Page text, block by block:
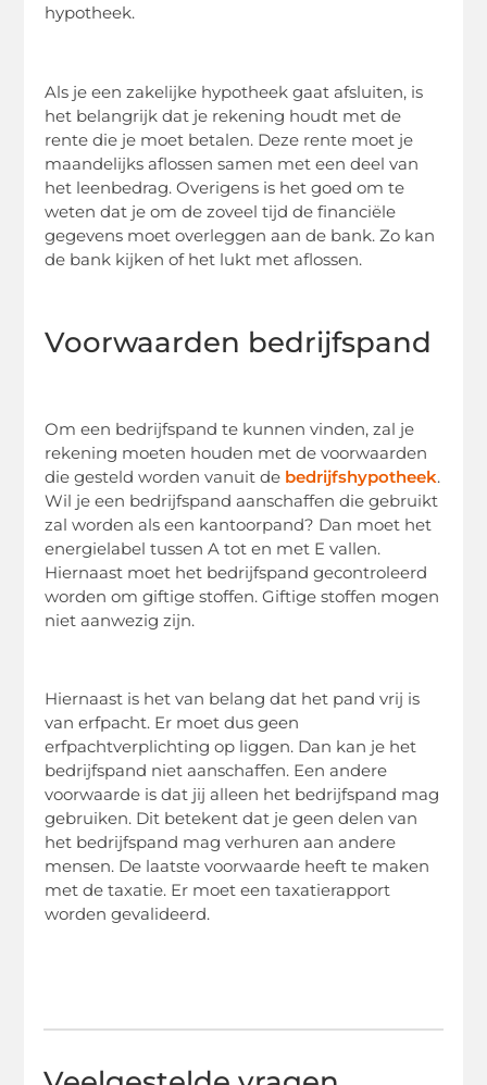
hypotheek.
Als je een zakelijke hypotheek gaat afsluiten, is
het belangrijk dat je rekening houdt met de
rente die je moet betalen. Deze rente moet je
maandelijks aflossen samen met een deel van
het leenbedrag. Overigens is het goed om te
weten dat je om de zoveel tijd de financiële
gegevens moet overleggen aan de bank. Zo kan
de bank kijken of het lukt met aflossen.
Voorwaarden bedrijfspand
Om een bedrijfspand te kunnen vinden, zal je
rekening moeten houden met de voorwaarden
die gesteld worden vanuit de bedrijfshypotheek.
Wil je een bedrijfspand aanschaffen die gebruikt
zal worden als een kantoorpand? Dan moet het
energielabel tussen A tot en met E vallen.
Hiernaast moet het bedrijfspand gecontroleerd
worden om giftige stoffen. Giftige stoffen mogen
niet aanwezig zijn.
Hiernaast is het van belang dat het pand vrij is
van erfpacht. Er moet dus geen
erfpachtverplichting op liggen. Dan kan je het
bedrijfspand niet aanschaffen. Een andere
voorwaarde is dat jij alleen het bedrijfspand mag
gebruiken. Dit betekent dat je geen delen van
het bedrijfspand mag verhuren aan andere
mensen. De laatste voorwaarde heeft te maken
met de taxatie. Er moet een taxatierapport
worden gevalideerd.